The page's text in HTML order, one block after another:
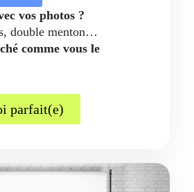
vos photos ?
double menton…
comme vous le
parfait(e)